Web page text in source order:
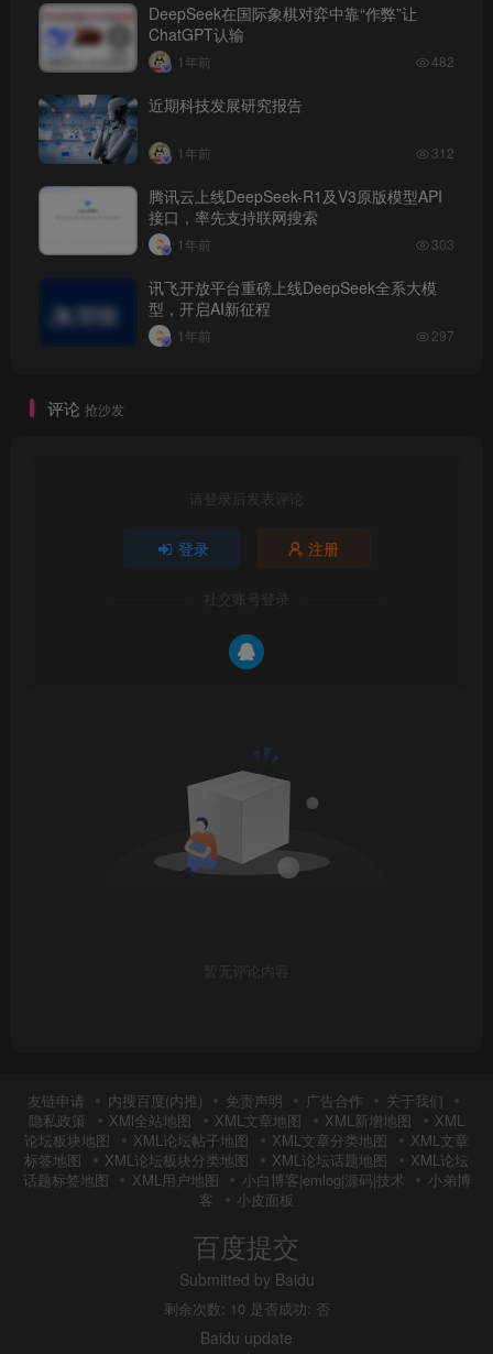
DeepSeek在国际象棋对弈中靠“作弊”让
ChatGPT认输
1年前 482
近期科技发展研究报告
1年前 312
腾讯云上线DeepSeek-R1及V3原版模型API
接口，率先支持联网搜索
1年前 303
讯飞开放平台重磅上线DeepSeek全系大模
型，开启AI新征程
1年前 297
评论 抢沙发
请登录后发表评论
登录 注册
社交账号登录
暂无评论内容
友链申请 内搜百度(内推) 免责声明 广告合作
关于我们
隐私政策
XMl全站地图 XML文章地图 XML新增地图
XML
论坛板块地图
XML论坛帖子地图 XML文章分类地图
XML文章
标签地图
XML论坛板块分类地图 XML论坛话题地图
XML论坛
话题标签地图
XML用户地图 小白博客|emlog|源码|技术
小弟博
客
小皮面板
百度提交
Submitted by Baidu
剩余次数: 10 是否成功: 否
Baidu update